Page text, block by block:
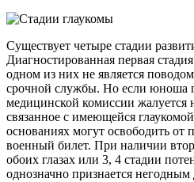
Существует четыре стадии
Диагностированная первая
одном из них не является
срочной службы. Но если юноша
медицинской комиссии жалуется
связанное с имеющейся
основаниях могут освободить
военный билет. При наличии
обоих глазах или 3, 4 стадии
однозначно признается